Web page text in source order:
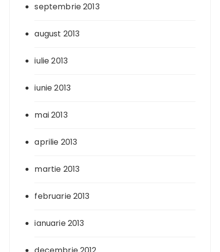
septembrie 2013
august 2013
iulie 2013
iunie 2013
mai 2013
aprilie 2013
martie 2013
februarie 2013
ianuarie 2013